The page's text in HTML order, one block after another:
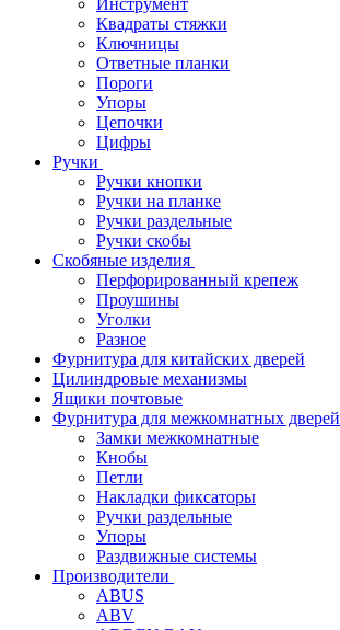
Инструмент
Квадраты стяжки
Ключницы
Ответные планки
Пороги
Упоры
Цепочки
Цифры
Ручки
Ручки кнопки
Ручки на планке
Ручки раздельные
Ручки скобы
Скобяные изделия
Перфорированный крепеж
Проушины
Уголки
Разное
Фурнитура для китайских дверей
Цилиндровые механизмы
Ящики почтовые
Фурнитура для межкомнатных дверей
Замки межкомнатные
Кнобы
Петли
Накладки фиксаторы
Ручки раздельные
Упоры
Раздвижные системы
Производители
ABUS
ABV